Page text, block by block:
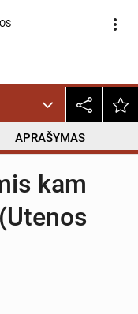
more_vert
APRAŠYMAS
kam